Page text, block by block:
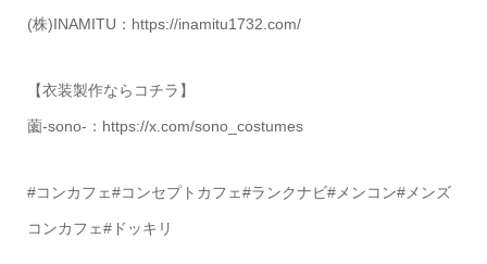
(株)INAMITU：https://inamitu1732.com/
【衣装製作ならコチラ】
薗-sono-：https://x.com/sono_costumes
#コンカフェ#コンセプトカフェ#ランクナビ#メンコン#メンズ
コンカフェ#ドッキリ